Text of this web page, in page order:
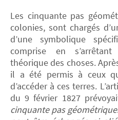
Les cinquante pas
colonies, sont chargés
d’une symbolique
comprise en
théorique des choses.
il a été permis à ceux
d’accéder à ces terres.
du 9 février 1827
cinquante pas